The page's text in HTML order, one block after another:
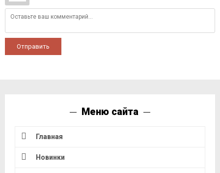
Отправить
Меню сайта
Главная
Новинки